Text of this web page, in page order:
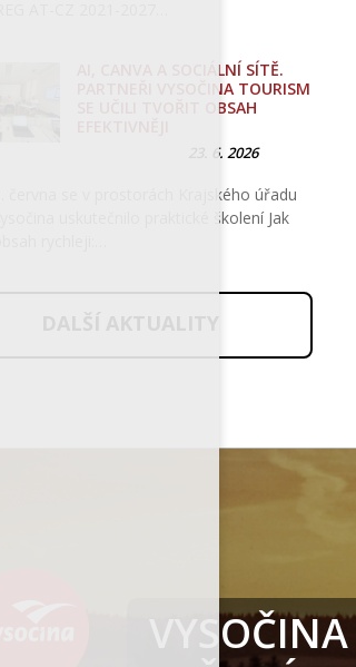
AI, CANVA A SOCIÁLNÍ SÍTĚ.
PARTNEŘI VYSOČINA TOURISM
SE UČILI TVOŘIT OBSAH
23. 6. 2026
června se v prostorách Krajského úřadu
uskutečnilo praktické školení Jak